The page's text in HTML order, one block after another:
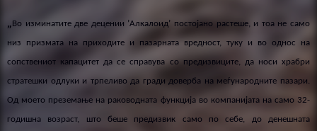
„ Во изминатите две децении ’Алкалоид’ постојано растеше, и тоа не само
низ призмата на приходите и пазарната вредност, туку и во однос на
сопствениот капацитет да се справува со предизвиците, да носи храбри
стратешки одлуки и трпеливо да гради доверба на меѓународните пазари.
Од моето преземање на раководната функција во компанијата на само 32-
годишна возраст, што беше предизвик само по себе, до денешната